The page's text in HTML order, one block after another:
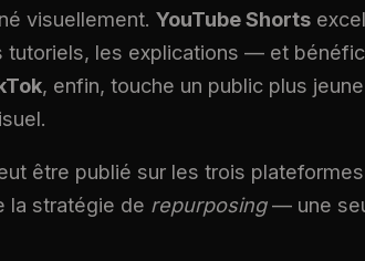
visuellement. YouTube Shorts
tutoriels, les explications — et
, enfin, touche un public plus
être publié sur les trois plateformes
la stratégie de repurposing— une